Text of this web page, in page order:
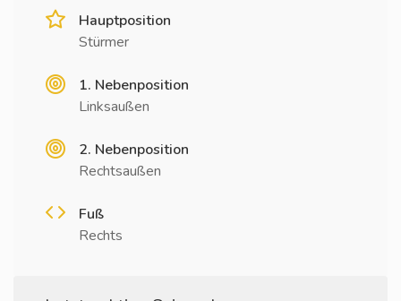
Hauptposition
Stürmer
1. Nebenposition
Linksaußen
2. Nebenposition
Rechtsaußen
Fuß
Rechts